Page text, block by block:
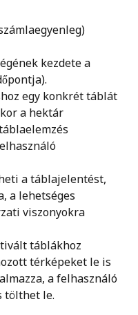
kezdete a
egy konkrét táblát
a hektár
a táblajelentést,
a lehetséges
viszonyokra
táblákhoz
térképeket le is
a felhasználó
tölthet le.